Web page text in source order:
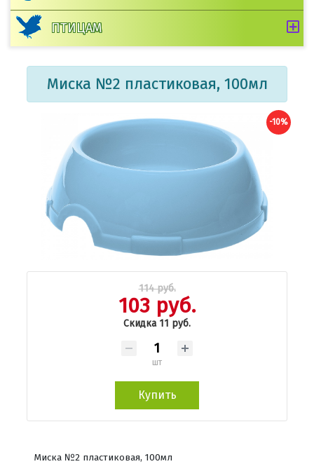
ПТИЦАМ
Миска №2 пластиковая, 100мл
-10%
114 руб.
103 руб.
Скидка 11 руб.
шт
Купить
Миска №2 пластиковая, 100мл